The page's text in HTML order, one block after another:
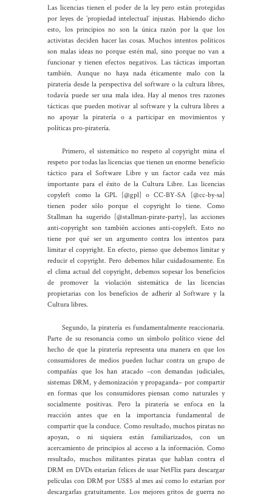
Las licencias tienen el poder de la ley pero están protegidas
por leyes de ’propiedad intelectual’ injustas. Habiendo dicho
esto, los principios no son la única razón por la que los
activistas deciden hacer las cosas. Muchos intentos políticos
son malas ideas no porque estén mal, sino porque no van a
funcionar y tienen efectos negativos. Las tácticas importan
también. Aunque no haya nada éticamente malo con la
piratería desde la perspectiva del software o la cultura libres,
todavía puede ser una mala idea. Hay al menos tres razones
tácticas que pueden motivar al software y la cultura libres a
no apoyar la piratería o a participar en movimientos y
políticas pro-piratería.
Primero, el sistemático no respeto al copyright mina el
respeto por todas las licencias que tienen un enorme beneficio
táctico para el Software Libre y un factor cada vez más
importante para el éxito de la Cultura Libre. Las licencias
copyleft como la GPL [@gpl] o CC-BY-SA [@cc-by-sa]
tienen poder sólo porque el copyright lo tiene. Como
Stallman ha sugerido [@stallman-pirate-party], las acciones
anti-copyright son también acciones anti-copyleft. Esto no
tiene por qué ser un argumento contra los intentos para
limitar el copyright. En efecto, pienso que debemos limitar y
reducir el copyright. Pero debemos hilar cuidadosamente. En
el clima actual del copyright, debemos sopesar los beneficios
de promover la violación sistemática de las licencias
propietarias con los beneficios de adherir al Software y la
Cultura libres.
Segundo, la piratería es fundamentalmente reaccionaria.
Parte de su resonancia como un símbolo político viene del
hecho de que la piratería representa una manera en que los
consumidores de medios pueden luchar contra un grupo de
compañías que los han atacado –con demandas judiciales,
sistemas DRM, y demonización y propaganda– por compartir
en formas que los consumidores piensan como naturales y
socialmente positivas. Pero la piratería se enfoca en la
reacción antes que en la importancia fundamental de
compartir que la conduce. Como resultado, muchos piratas no
apoyan, o ni siquiera están familiarizados, con un
acercamiento de principios al acceso a la información. Como
resultado, muchos militantes piratas que hablan contra el
DRM en DVDs estarían felices de usar NetFlix para descargar
películas con DRM por US$5 al mes así como lo estarían por
descargarlas gratuitamente. Los mejores gritos de guerra no